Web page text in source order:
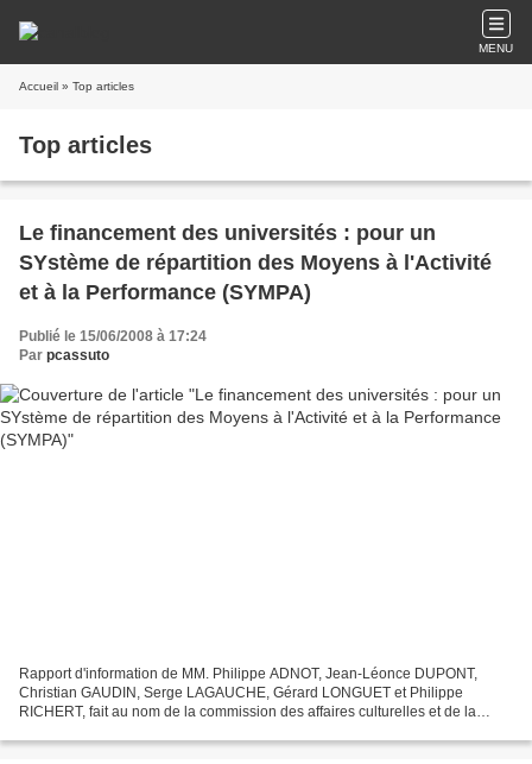
MENU
Accueil » Top articles
Top articles
Le financement des universités : pour un
SYstème de répartition des Moyens à l'Activité
et à la Performance (SYMPA)
Publié le 15/06/2008 à 17:24
Par pcassuto
Rapport d'information de MM. Philippe ADNOT, Jean-Léonce DUPONT,
Christian GAUDIN, Serge LAGAUCHE, Gérard LONGUET et Philippe
RICHERT, fait au nom de la commission des affaires culturelles et de la